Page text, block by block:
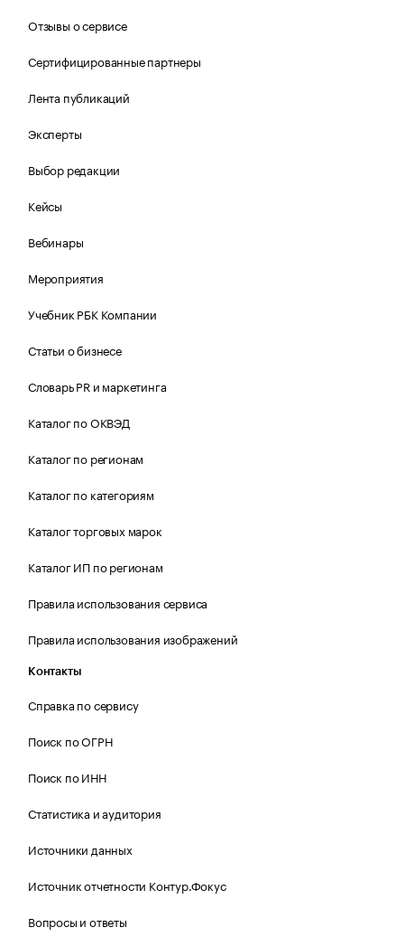
Отзывы о сервисе
Сертифицированные партнеры
Лента публикаций
Эксперты
Выбор редакции
Кейсы
Вебинары
Мероприятия
Учебник РБК Компании
Статьи о бизнесе
Словарь PR и маркетинга
Каталог по ОКВЭД
Каталог по регионам
Каталог по категориям
Каталог торговых марок
Каталог ИП по регионам
Правила использования сервиса
Правила использования изображений
Контакты
Справка по сервису
Поиск по ОГРН
Поиск по ИНН
Статистика и аудитория
Источники данных
Источник отчетности Контур.Фокус
Вопросы и ответы